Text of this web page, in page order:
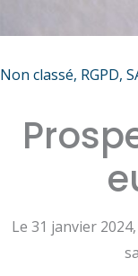
Non classé, RGPD,
Le 31 janvier